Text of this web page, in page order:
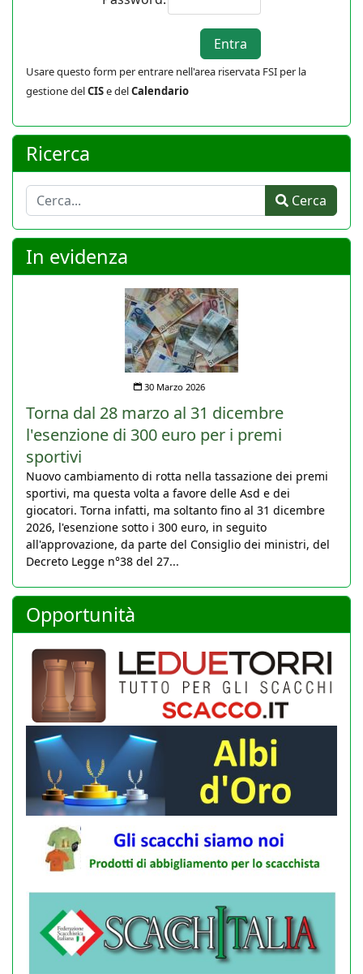
Usare questo form per entrare nell'area riservata FSI per la
gestione delCISe delCalendario
Ricerca
Cerca Cerca
In evidenza
30 Marzo 2026
Torna dal 28 marzo al 31 dicembre
l'esenzione di 300 euro per i premi
sportivi
Nuovo cambiamento di rotta nella tassazione dei premi
sportivi, ma questa volta a favore delle Asd e dei
giocatori. Torna infatti, ma soltanto fino al 31 dicembre
2026, l'esenzione sotto i 300 euro, in seguito
all'approvazione, da parte del Consiglio dei ministri, del
Decreto Legge n°38 del 27...
Opportunità